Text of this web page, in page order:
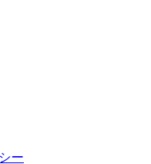
ー